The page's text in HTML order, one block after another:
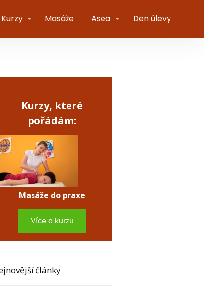
Kurzy Masáže Asea Den úlevy
Kurzy, které
pořádám:
Masáže do praxe
Více o kurzu
články